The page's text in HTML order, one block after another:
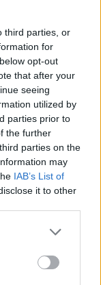
third parties, or
for
opt-out
that after your
seeing
utilized by
parties prior to
the further
parties on the
may
IAB’s List of
it to other